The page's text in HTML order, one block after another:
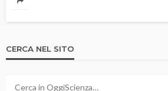
CERCA NEL SITO